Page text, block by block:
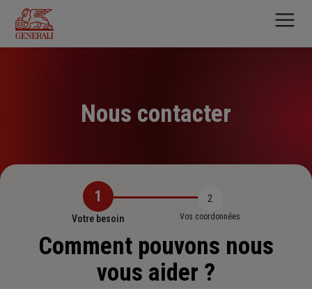
contenu
principal
Nous contacter
1
Votre besoin
2
Vos coordonnées
Comment pouvons nous
vous aider ?